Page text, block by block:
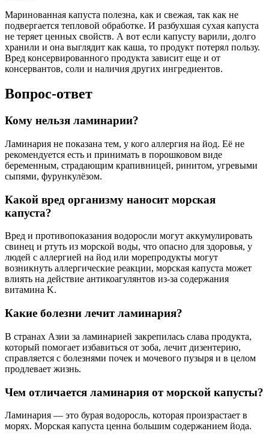
Маринованная капуста полезна, как и свежая, так как не
подвергается тепловой обработке. И разбухшая сухая капуста
не теряет ценных свойств. А вот если капусту варили, долго
хранили и она выглядит как каша, то продукт потерял пользу.
Вред консервированного продукта зависит еще и от
консервантов, соли и наличия других ингредиентов.
Вопрос-ответ
Кому нельзя ламинарии?
Ламинария не показана тем, у кого аллергия на йод. Её не
рекомендуется есть и принимать в порошковом виде
беременным, страдающим крапивницей, ринитом, угревыми
сыпями, фурункулёзом.
Какой вред организму наносит морская
капуста?
Вред и противопоказания водоросли могут аккумулировать
свинец и ртуть из морской воды, что опасно для здоровья, у
людей с аллергией на йод или морепродукты могут
возникнуть аллергические реакции, морская капуста может
влиять на действие антикоагулянтов из-за содержания
витамина K.
Какие болезни лечит ламинария?
В странах Азии за ламинарией закрепилась слава продукта,
который помогает избавиться от зоба, лечит дизентерию,
справляется с болезнями почек и мочевого пузыря и в целом
продлевает жизнь.
Чем отличается ламинария от морской капусты?
Ламинария — это бурая водоросль, которая произрастает в
морях. Морская капуста ценна большим содержанием йода.